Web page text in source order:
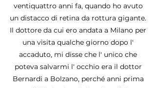
ventiquattro anni fa, quando ho avuto
un distacco di retina da rottura gigante.
Il dottore da cui ero andata a Milano per
una visita qualche giorno dopo l'
accaduto, mi disse che l' unico che
poteva salvarmi l' occhio era il dottor
Bernardi a Bolzano, perché anni prima